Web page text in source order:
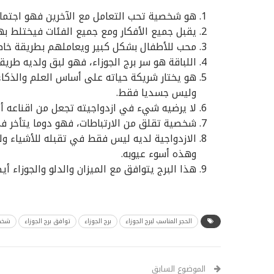
هو شخصية تحب التعامل مع الآخرين فهو
يقبل جميع الأفكار ومع جميع الفئات
محب للأطفال بشكل كبير ويعاملهم بطريقة
اللباقة هو سر برج الجوزاء، فهو لبق ولديه
هو يختار شريكة حياته على أساس العلم
وليس جسديا فقط.
لا يرضيه شيء في ازدواجيته تجعل من اقناعه
شخصية تقلق من الارتباطات، فهو دوما يتأخر
الازدواجية لديه ليس فقط في تقبله للأشياء
وهذه أسوء عيوبه.
هذا البرج يتوافق مع الميزان والدلو والجوزاء
الحجر المناسب لبرج الجوزاء برج الجوزاء توافق برج الجوزاء
الموضوع السابق